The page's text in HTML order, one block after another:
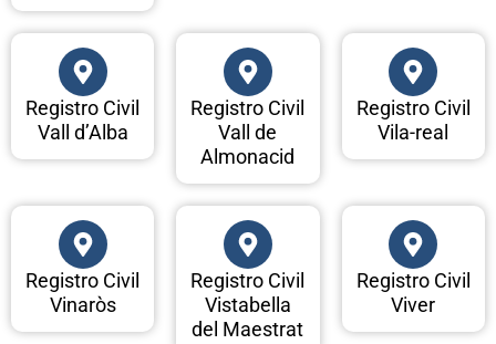
Registro Civil
Vall d’Alba
Registro Civil
Vall de
Almonacid
Registro Civil
Vila-real
Registro Civil
Vinaròs
Registro Civil
Vistabella
del Maestrat
Registro Civil
Viver